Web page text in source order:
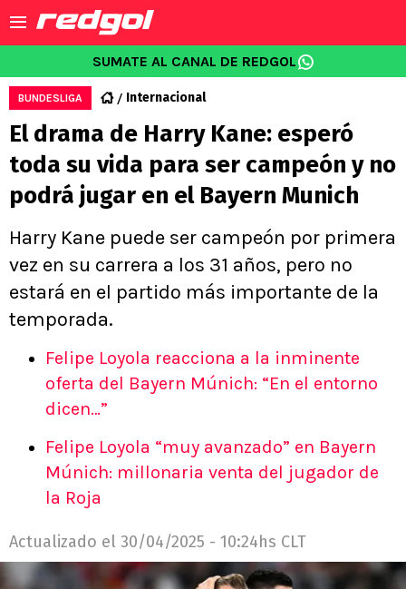
SUMATE AL CANAL DE REDGOL
BUNDESLIGA Internacional
El drama de Harry Kane: esperó
toda su vida para ser campeón y no
podrá jugar en el Bayern Munich
Harry Kane puede ser campeón por primera
vez en su carrera a los 31 años, pero no
estará en el partido más importante de la
temporada.
Felipe Loyola reacciona a la inminente
oferta del Bayern Múnich: “En el entorno
dicen…”
Felipe Loyola “muy avanzado” en Bayern
Múnich: millonaria venta del jugador de
la Roja
Actualizado el 30/04/2025 - 10:24hs CLT